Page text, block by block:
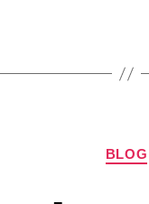
BLOG